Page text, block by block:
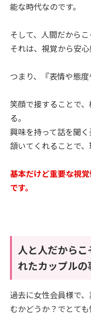
能な時代なのです。
そして、人間だから
それは、視覚から安心
つまり、『表情や態度
笑顔で接することで
る。
興味を持って話を聞く
頷いてくれることで
基本だけど重要な視
です。
人と人だから
れたカップルの
過去に女性会員様で
むかどうか？でとても